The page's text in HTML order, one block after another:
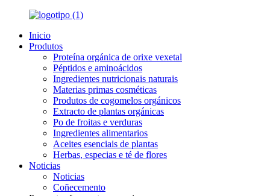
Inicio
Produtos
Proteína orgánica de orixe vexetal
Péptidos e aminoácidos
Ingredientes nutricionais naturais
Materias primas cosméticas
Produtos de cogomelos orgánicos
Extracto de plantas orgánicas
Po de froitas e verduras
Ingredientes alimentarios
Aceites esenciais de plantas
Herbas, especias e té de flores
Noticias
Noticias
Coñecemento